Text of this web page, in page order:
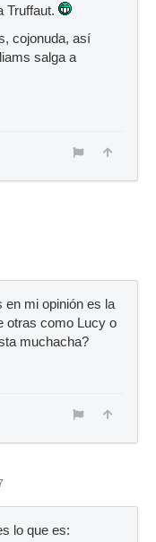
Truffaut.
cojonuda, así
salga a
en mi opinión es la
otras como Lucy o
muchacha?
lo que es: